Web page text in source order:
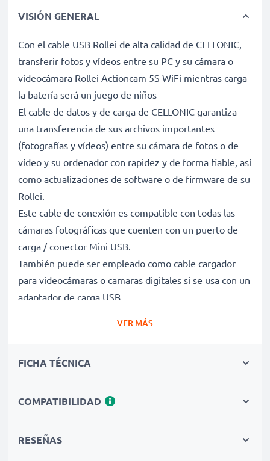
VISIÓN GENERAL
Con el cable USB Rollei de alta calidad de CELLONIC,
transferir fotos y vídeos entre su PC y su cámara o
videocámara Rollei Actioncam 5S WiFi mientras carga
la batería será un juego de niños
El cable de datos y de carga de CELLONIC garantiza
una transferencia de sus archivos importantes
(fotografías y vídeos) entre su cámara de fotos o de
vídeo y su ordenador con rapidez y de forma fiable, así
como actualizaciones de software o de firmware de su
Rollei.
Este cable de conexión es compatible con todas las
cámaras fotográficas que cuenten con un puerto de
carga / conector Mini USB.
También puede ser empleado como cable cargador
para videocámaras o camaras digitales si se usa con un
adaptador de carga USB.
cargador Mini USB
de carga para todos los dispositivos con puerto de
✔ Capacidad de carga rápida - Permite la carga rápida
VER MÁS
FICHA TÉCNICA
COMPATIBILIDAD
RESEÑAS